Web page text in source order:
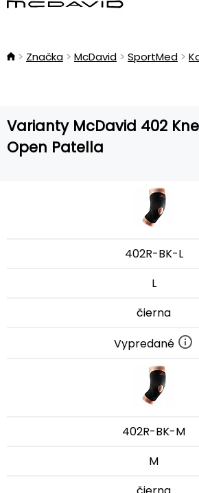
Značka McDavid SportMed
Varianty McDavid 402
Open Patella
402R-BK-L
L
čierna
Vypredané
402R-BK-M
M